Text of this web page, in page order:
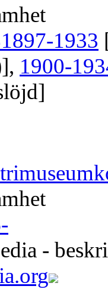
1897-1933
1900-
-